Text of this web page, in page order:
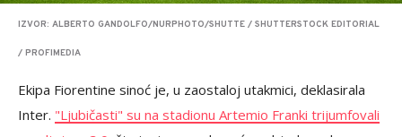
IZVOR: ALBERTO GANDOLFO/NURPHOTO/SHUTTE / SHUTTERSTOCK EDITORIAL
/ PROFIMEDIA
Ekipa Fiorentine sinoć je, u zaostaloj utakmici, deklasirala
Inter. "Ljubičasti" su na stadionu Artemio Franki trijumfovali